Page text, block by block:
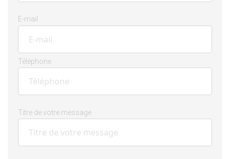
E-mail
Téléphone
Titre de votre message